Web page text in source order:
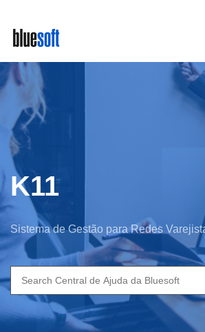
main
content
K11
Sistema de Gestão para Redes
Search
for: